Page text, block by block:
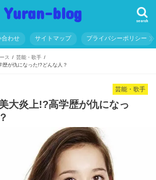
Yuran-blog search
合わせ サイトマップ プライバシーポリシー
ス
芸能・歌手
歴が仇になった!?どんな人？
芸能・歌手
大炎上!?高学歴が仇になっ